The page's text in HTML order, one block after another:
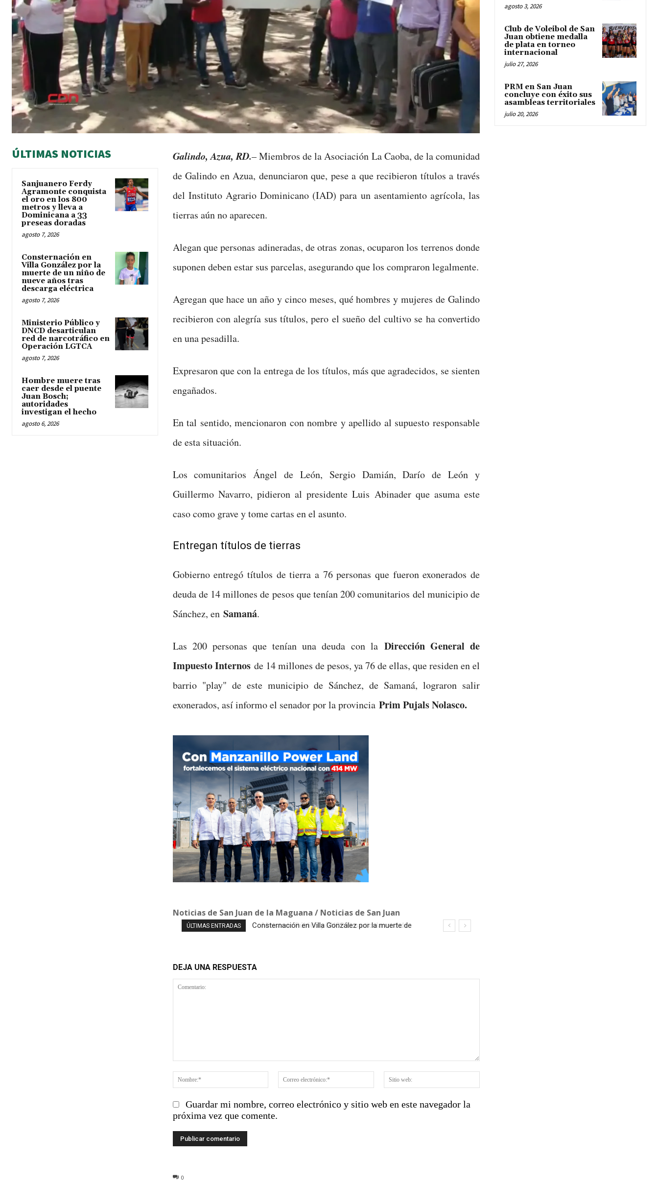
ÚLTIMAS NOTICIAS
Sanjuanero Ferdy
Agramonte conquista
el oro en los 800
metros y lleva a
Dominicana a 33
preseas doradas
agosto 7, 2026
Consternación en
Villa González por la
muerte de un niño de
nueve años tras
descarga eléctrica
agosto 7, 2026
Ministerio Público y
DNCD desarticulan
red de narcotráfico en
Operación LGTCA
agosto 7, 2026
Hombre muere tras
caer desde el puente
Juan Bosch;
autoridades
investigan el hecho
agosto 6, 2026
Galindo, Azua, RD.– Miembros de la Asociación La Caoba, de la comunidad
de Galindo en Azua, denunciaron que, pese a que recibieron títulos a través
del Instituto Agrario Dominicano (IAD) para un asentamiento agrícola, las
tierras aún no aparecen.
Alegan que personas adineradas, de otras zonas, ocuparon los terrenos donde
suponen deben estar sus parcelas, asegurando que los compraron legalmente.
Agregan que hace un año y cinco meses, qué hombres y mujeres de Galindo
recibieron con alegría sus títulos, pero el sueño del cultivo se ha convertido
en una pesadilla.
Expresaron que con la entrega de los títulos, más que agradecidos, se sienten
engañados.
En tal sentido, mencionaron con nombre y apellido al supuesto responsable
de esta situación.
Los comunitarios Ángel de León, Sergio Damián, Darío de León y
Guillermo Navarro, pidieron al presidente Luis Abinader que asuma este
caso como grave y tome cartas en el asunto.
Entregan títulos de tierras
Gobierno entregó títulos de tierra a 76 personas que fueron exonerados de
deuda de 14 millones de pesos que tenían 200 comunitarios del municipio de
Sánchez, en Samaná.
Las 200 personas que tenían una deuda con la Dirección General de
Impuesto Internosde 14 millones de pesos, ya 76 de ellas, que residen en el
barrio "play" de este municipio de Sánchez, de Samaná, lograron salir
exonerados, así informo el senador por la provincia Prim Pujals Nolasco.
Noticias de San Juan de la Maguana / Noticias de San Juan
ÚLTIMAS ENTRADAS
Ministerio Público y DNCD desarticulan red de
DEJA UNA RESPUESTA
Nombre:*
Correo
electrónico:*
web:
Guardar mi nombre, correo electrónico y sitio web en este navegador la
próxima vez que comente.
0
agosto 3, 2026
Club de Voleibol de San
Juan obtiene medalla
de plata en torneo
internacional
julio 27, 2026
PRM en San Juan
concluye con éxito sus
asambleas territoriales
julio 20, 2026